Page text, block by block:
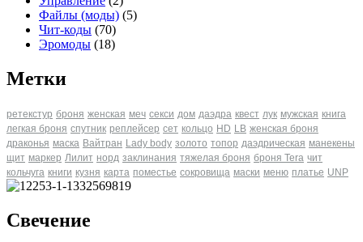
Файлы (моды) (5)
Чит-коды (70)
Эромоды (18)
Метки
ретекстур броня женская меч секси дом даэдра квест лук мужская книга
легкая броня спутник реплейсер сет кольцо HD LB женская броня
драконья маска Вайтран Lady body золото топор даэдрическая манекены
щит маркер Лилит норд заклинания тяжелая броня броня Tera чит
кольчуга книги кузня карта поместье сокровища маски меню платье UNP
Свечение